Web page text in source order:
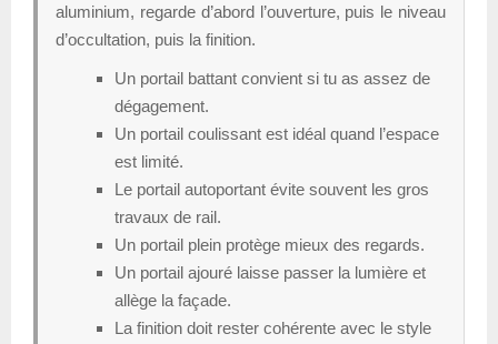
aluminium, regarde d’abord l’ouverture, puis le niveau
d’occultation, puis la finition.
Un portail battant convient si tu as assez de
dégagement.
Un portail coulissant est idéal quand l’espace
est limité.
Le portail autoportant évite souvent les gros
travaux de rail.
Un portail plein protège mieux des regards.
Un portail ajouré laisse passer la lumière et
allège la façade.
La finition doit rester cohérente avec le style